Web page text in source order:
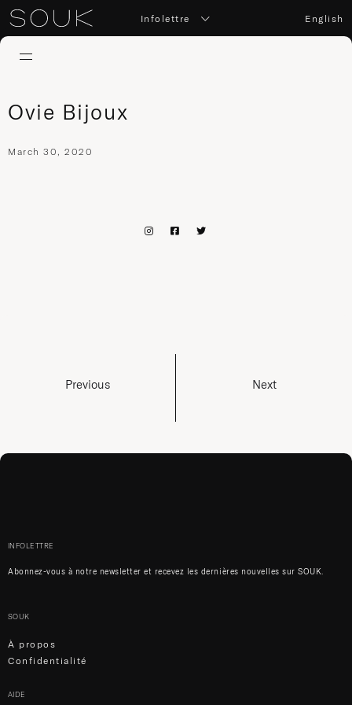
Infolettre English
Ovie Bijoux
March 30, 2020
Previous Next
INFOLETTRE
Abonnez-vous à notre newsletter et recevez les dernières nouvelles sur SOUK.
SOUK
À propos
Confidentialité
AIDE